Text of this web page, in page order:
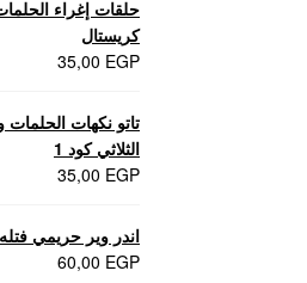
حلقات إغراء
كريستال
35,00 EGP
تاتو نكهات الحلمات
الثلاثي كود 1
35,00 EGP
اندر وير حريمي فتله
60,00 EGP